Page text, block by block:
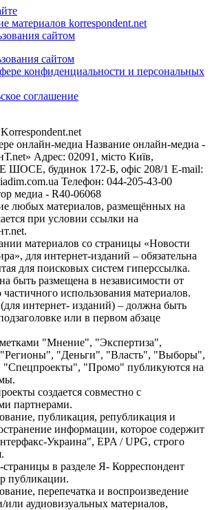
материалов korrespondent.net
сайтом
сайтом
конфиденциальности и персональных
соглашение
онлайн-медиа Название онлайн-медиа -
Адрес: 02091, місто Київ,
будинок 172-Б, офіс 208/1 E-mail:
Телефон: 044-205-43-00
медиа - R40-06068
любых материалов, размещённых на
при условии ссылки на
материалов со страницы «Новости
для интернет-изданий – обязательна
для поисковых систем гиперссылка.
быть размещена в независимости от
использования материалов.
интернет- изданий) – должна быть
или в первом абзаце
"Мнение", "Экспертиза",
"Регионы", "Деньги", "Власть", "Выборы",
"Спецпроекты", "Промо" публикуются на
создается совместно с
партнерами.
публикация, републикация и
информации, которое содержит
Украина", EPA / UPG, строго
страницы в разделе Я- Корреспондент
публикации.
перепечатка и воспроизведение
или аудиовизуальных материалов,